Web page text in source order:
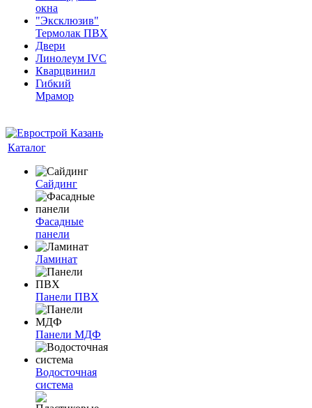
окна
"Эксклюзив"
Термолак ПВХ
Двери
Линолеум IVC
Кварцвинил
Гибкий
Мрамор
Каталог
Сайдинг
Фасадные
панели
Ламинат
Панели ПВХ
Панели МДФ
Водосточная
система